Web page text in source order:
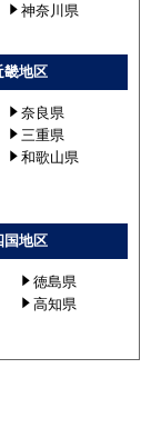
神奈川県
畿地区
奈良県
三重県
和歌山県
国地区
徳島県
高知県